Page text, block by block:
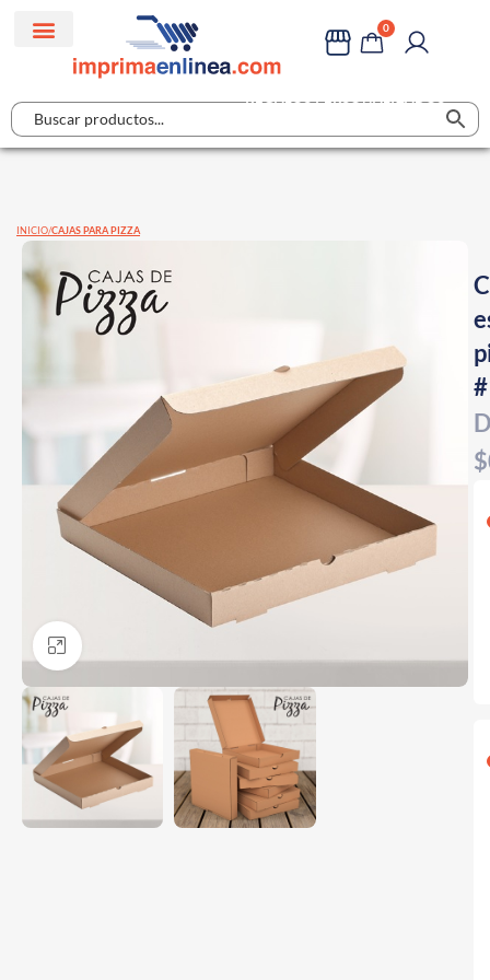
0
INICIO CAJAS PARA PIZZA
Clic para ampliar